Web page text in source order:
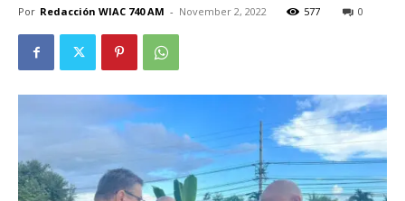
Por Redacción WIAC 740 AM - November 2, 2022 577 0